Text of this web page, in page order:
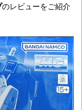
のレビューをご紹介